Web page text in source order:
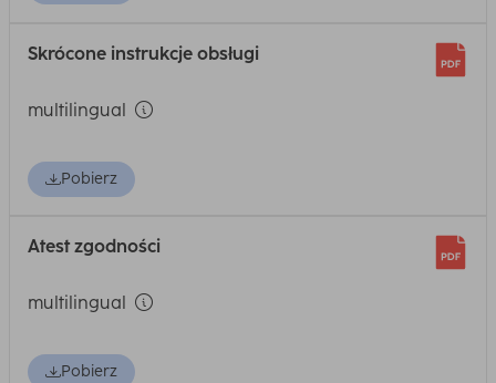
Skrócone instrukcje obsługi
multilingual
Pobierz
Atest zgodności
multilingual
Pobierz